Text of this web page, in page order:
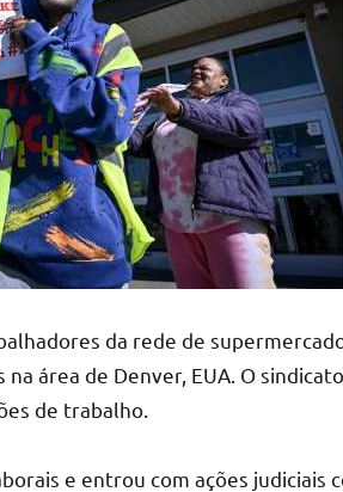
da rede de
área de Denver, EUA. O
de trabalho.
e entrou com ações judiciais